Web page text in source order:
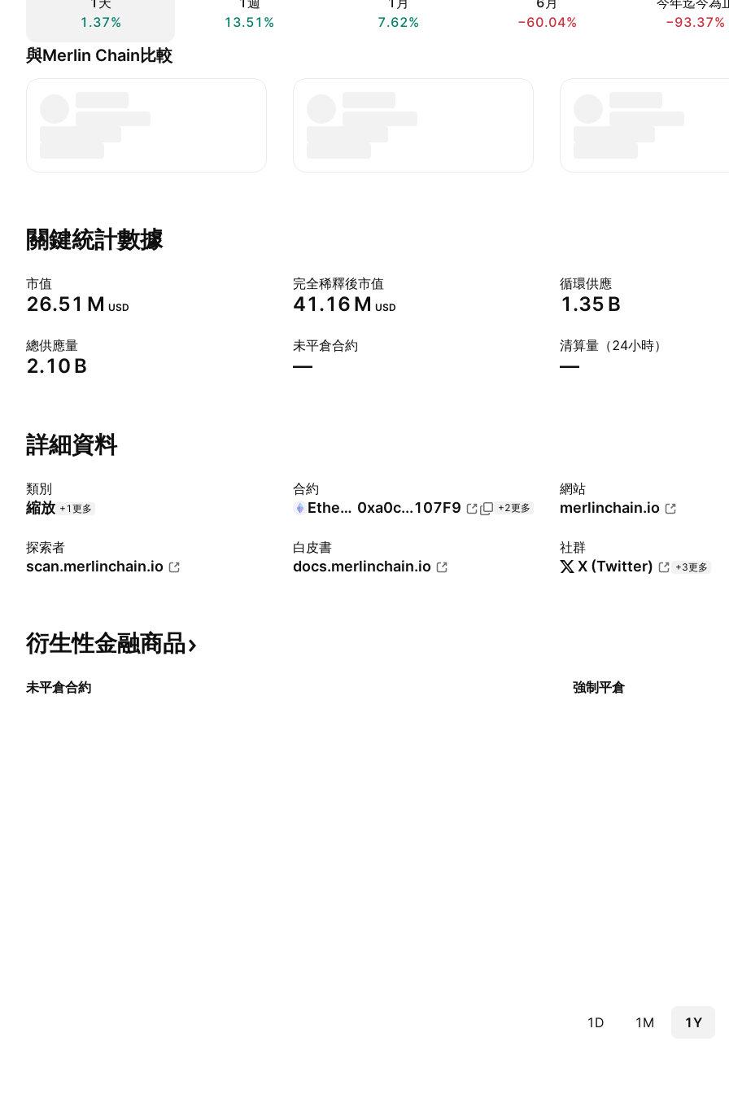
1.37%
13.51%
7.62%
−60.04%
−93.37%
與Merlin Chain比較
關鍵統計數據
市值
‪26.51 M‬ USD
完全稀釋後市值
‪41.16 M‬ USD
循環供應
‪1.35 B‬
總供應量
‪2.10 B‬
未平倉合約
—
清算量（24小時）
—
詳細資料
類別
縮放 +1更多
合約
Ethereum 0xa0c...107F9 +2更多
網站
merlinchain.io
探索者
scan.merlinchain.io
白皮書
docs.merlinchain.io
社群
X (Twitter) +3更多
衍生性金融商品
未平倉合約 強制平倉
1D 1M 1Y